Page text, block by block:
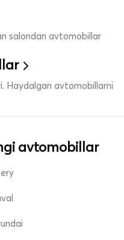
salondan avtomobillar
Haydalgan avtomobillarni
avtomobillar